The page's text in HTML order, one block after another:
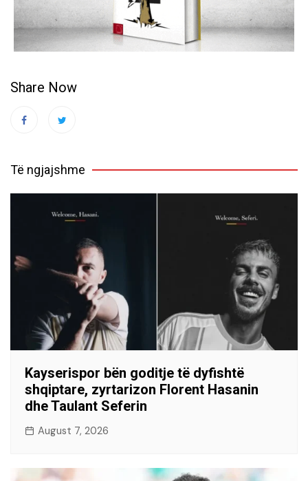
Share Now
Të ngjajshme
Kayserispor bën goditje të dyfishtë
shqiptare, zyrtarizon Florent Hasanin
dhe Taulant Seferin
August 7, 2026